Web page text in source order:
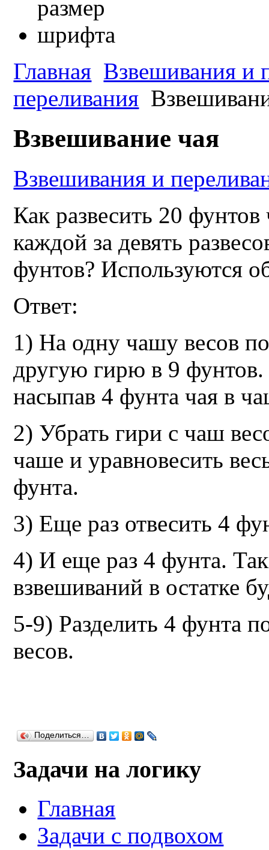
Главная Взвешивания и
переливания
Взвешивание чая
Взвешивания и
Как развесить 20
каждой за девять
фунтов? Используются
Ответ:
1) Hа одну чашу весов
другую гирю в 9 фунтов.
насыпав 4 фунта чая в
2) Убрать гири с чаш
чаше и уравновесить
фунта.
3) Еще раз отвесить 4
4) И еще раз 4 фунта.
взвешиваний в остатке
5-9) Разделить 4 фунта
весов.
Поделиться…
Задачи на логику
Главная
Задачи с подвохом